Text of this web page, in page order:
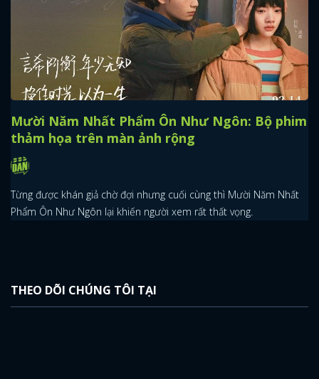
Mười Năm Nhất Phẩm Ôn Như Ngôn: Bộ phim
thảm họa trên màn ảnh rộng
Từng được khán giả chờ đợi nhưng cuối cùng thì Mười Năm Nhất
Phẩm Ôn Như Ngôn lại khiến người xem rất thất vọng.
THEO DÕI CHÚNG TÔI TẠI